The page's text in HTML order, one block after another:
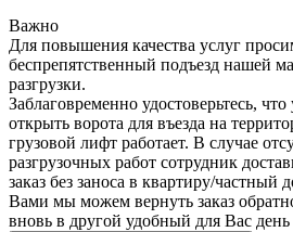
Важно
Для повышения качества услуг
беспрепятственный подъезд нашей
разгрузки.
Заблаговременно удостоверьтесь,
открыть ворота для въезда на
грузовой лифт работает. В случае
разгрузочных работ сотрудник
заказ без заноса в квартиру/
Вами мы можем вернуть заказ
вновь в другой удобный для Вас